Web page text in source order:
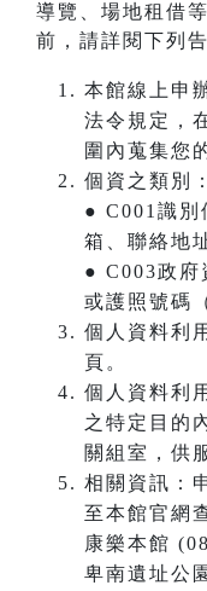
導覽、場地租借
前，請詳閱下列
本館線上申
法令規定，
圍內蒐集您
個資之類別：
● C001識別
箱、聯絡地
● C003政府
或護照號碼
個人資料利
頁。
個人資料利
之特定目的
關組室，供
相關資訊：
至本館官網
康樂本館
卑南遺址公